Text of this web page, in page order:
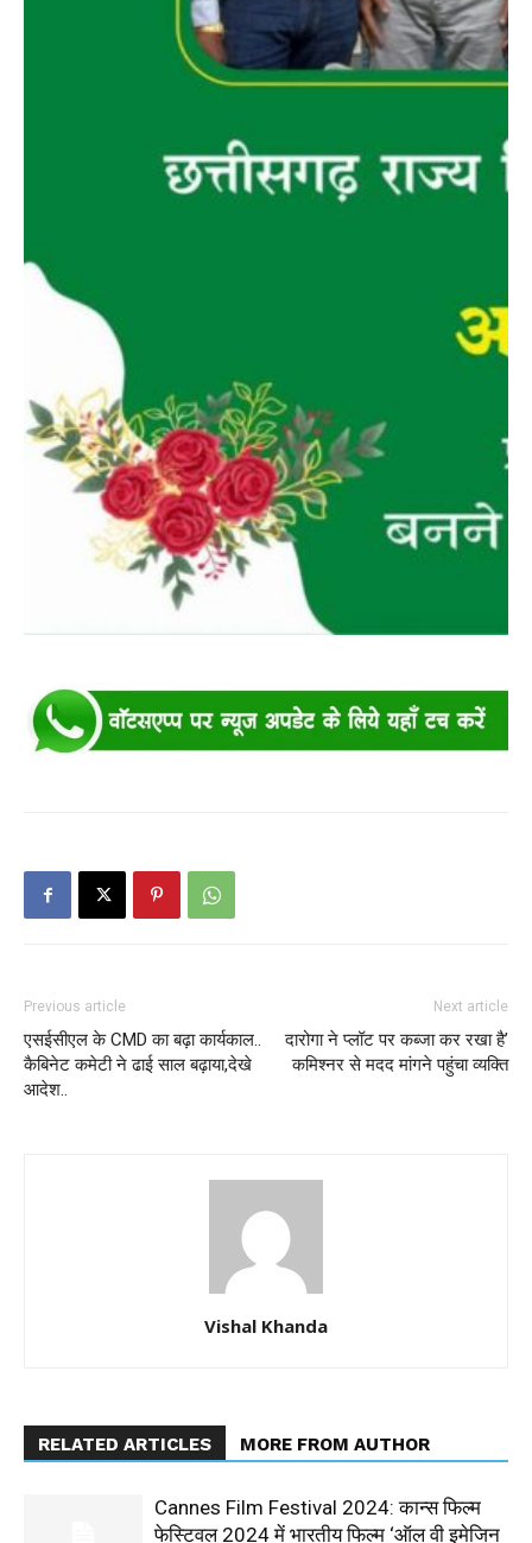
Previous article
एसईसीएल के CMD का बढ़ा कार्यकाल..
कैबिनेट कमेटी ने ढाई साल बढ़ाया,देखे
आदेश..
Next article
दारोगा ने प्लॉट पर कब्जा कर रखा है’
कमिश्नर से मदद मांगने पहुंचा व्यक्ति
Vishal Khanda
RELATED ARTICLES MORE FROM AUTHOR
Cannes Film Festival 2024: कान्स फिल्म
फेस्टिवल 2024 में भारतीय फिल्म ‘ऑल वी इमेजिन